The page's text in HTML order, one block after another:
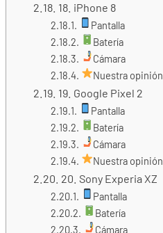
18. iPhone 8
Pantalla
Batería
Cámara
Nuestra opinión
19. Google Pixel 2
Pantalla
Batería
Cámara
Nuestra opinión
20. Sony Experia XZ
Pantalla
Batería
Cámara